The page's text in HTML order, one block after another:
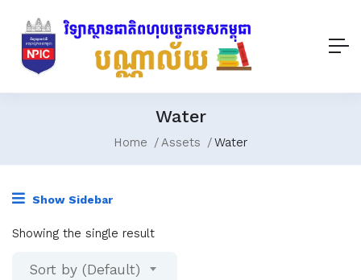
Water
Home Assets Water
Show Sidebar
Showing the single result
Sort by (Default)